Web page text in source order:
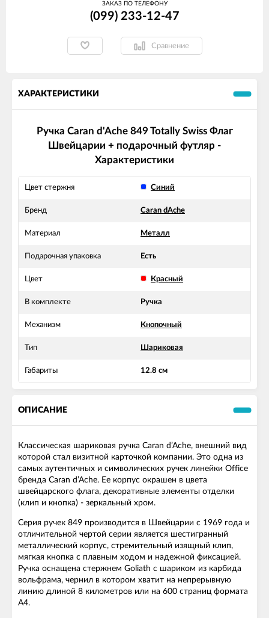
ЗАКАЗ ПО ТЕЛЕФОНУ
(099) 233-12-47
Сравнение
ХАРАКТЕРИСТИКИ
Ручка Caran d'Ache 849 Totally Swiss Флаг
Швейцарии + подарочный футляр -
Характеристики
Цвет стержня Синий
Бренд Caran dAche
Материал Металл
Подарочная упаковка Есть
Цвет Красный
В комплекте Ручка
Механизм Кнопочный
Тип Шариковая
Габариты 12.8 см
ОПИСАНИЕ
Классическая шариковая ручка Caran d’Ache, внешний вид
которой стал визитной карточкой компании. Это одна из
самых аутентичных и символических ручек линейки Office
бренда Caran d’Ache. Ее корпус окрашен в цвета
швейцарского флага, декоративные элементы отделки
(клип и кнопка) - зеркальный хром.
Серия ручек 849 производится в Швейцарии с 1969 года и
отличительной чертой серии является шестигранный
металлический корпус, стремительный изящный клип,
мягкая кнопка с плавным ходом и надежной фиксацией.
Ручка оснащена стержнем Goliath с шариком из карбида
вольфрама, чернил в котором хватит на непрерывную
линию длиной 8 километров или на 600 страниц формата
А4.